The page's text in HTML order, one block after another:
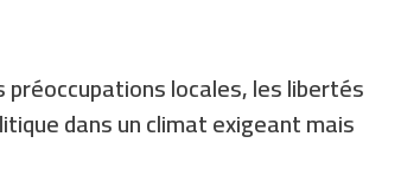
locales, les libertés
dans un climat exigeant mais